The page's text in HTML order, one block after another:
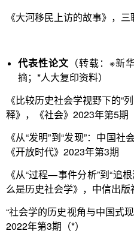
《大河移民上访的故事》，
代表性论文 （转载：※新
摘；*人大复印资料）
《比较历史社会学视野下的
释》，《社会》2023年第5期
《从“发明”到“发现”：中国
《开放时代》2023年第3期
《从“过程—事件分析”到“追
么是历史社会学》，中信出
“社会学的历史视角与中国式
2022年第3期（*）